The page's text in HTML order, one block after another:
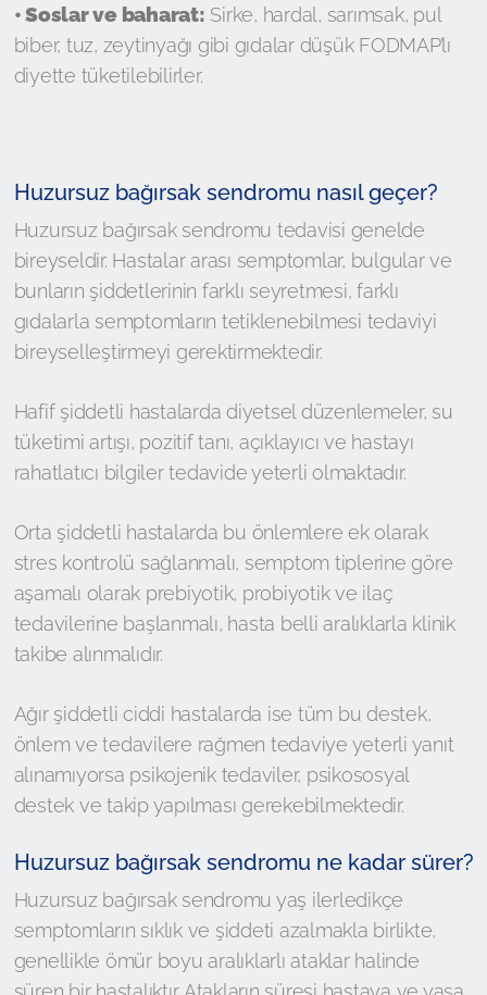
• Soslar ve baharat: Sirke, hardal, sarımsak, pul
biber, tuz, zeytinyağı gibi gıdalar düşük FODMAP’lı
diyette tüketilebilirler.
Huzursuz bağırsak sendromu nasıl geçer?
Huzursuz bağırsak sendromu tedavisi genelde
bireyseldir. Hastalar arası semptomlar, bulgular ve
bunların şiddetlerinin farklı seyretmesi, farklı
gıdalarla semptomların tetiklenebilmesi tedaviyi
bireyselleştirmeyi gerektirmektedir.
Hafif şiddetli hastalarda diyetsel düzenlemeler, su
tüketimi artışı, pozitif tanı, açıklayıcı ve hastayı
rahatlatıcı bilgiler tedavide yeterli olmaktadır.
Orta şiddetli hastalarda bu önlemlere ek olarak
stres kontrolü sağlanmalı, semptom tiplerine göre
aşamalı olarak prebiyotik, probiyotik ve ilaç
tedavilerine başlanmalı, hasta belli aralıklarla klinik
takibe alınmalıdır.
Ağır şiddetli ciddi hastalarda ise tüm bu destek,
önlem ve tedavilere rağmen tedaviye yeterli yanıt
alınamıyorsa psikojenik tedaviler, psikososyal
destek ve takip yapılması gerekebilmektedir.
Huzursuz bağırsak sendromu ne kadar sürer?
Huzursuz bağırsak sendromu yaş ilerledikçe
semptomların sıklık ve şiddeti azalmakla birlikte,
genellikle ömür boyu aralıklarlı ataklar halinde